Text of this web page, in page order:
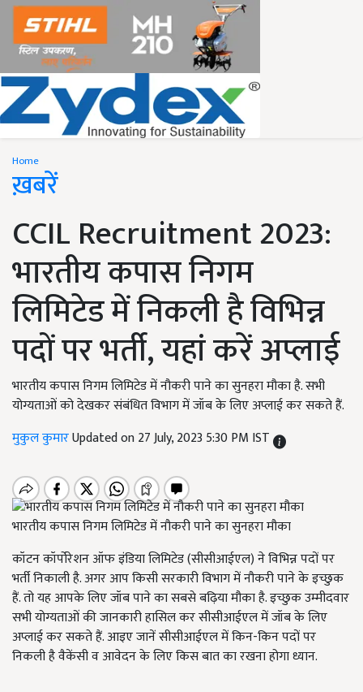
Home
ख़बरें
CCIL Recruitment 2023:
भारतीय कपास निगम
लिमिटेड में निकली है विभिन्न
पदों पर भर्ती, यहां करें अप्लाई
भारतीय कपास निगम लिमिटेड में नौकरी पाने का सुनहरा मौका है. सभी
योग्यताओं को देखकर संबंधित विभाग में जॉब के लिए अप्लाई कर सकते हैं.
मुकुल कुमारUpdated on 27 July, 2023 5:30 PM IST
भारतीय कपास निगम लिमिटेड में नौकरी पाने का सुनहरा मौका
कॉटन कॉर्पोरेशन ऑफ इंडिया लिमिटेड (सीसीआईएल) ने विभिन्न पदों पर
भर्ती निकाली है. अगर आप किसी सरकारी विभाग में नौकरी पाने के इच्छुक
हैं. तो यह आपके लिए जॉब पाने का सबसे बढ़िया मौका है. इच्छुक उम्मीदवार
सभी योग्यताओं की जानकारी हासिल कर सीसीआईएल में जॉब के लिए
अप्लाई कर सकते हैं. आइए जानें सीसीआईएल में किन-किन पदों पर
निकली है वैकेंसी व आवेदन के लिए किस बात का रखना होगा ध्यान.